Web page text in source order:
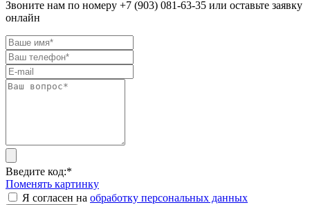
Звоните нам по номеру +7 (903) 081-63-35 или оставьте заявку
онлайн
Введите код:*
Поменять картинку
Я согласен на обработку персональных данных